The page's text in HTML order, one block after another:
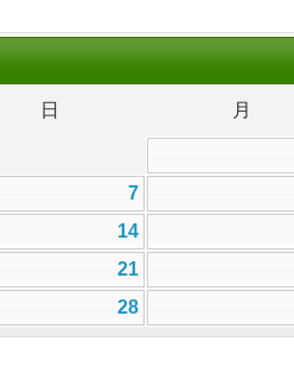
日 月
7
14
21
28